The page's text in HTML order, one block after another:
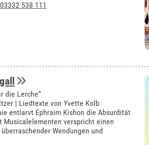
03332 538 111
die Lerche“
| Liedtexte von Yvette Kolb
entlarvt Ephraim Kishon die Absurdität
Musicalelementen verspricht einen
Wendungen und